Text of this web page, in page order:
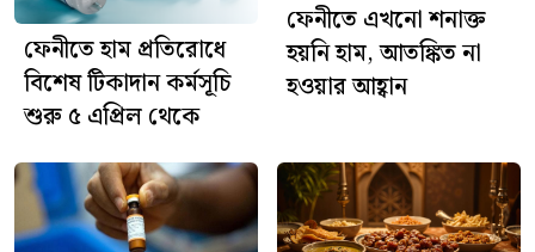
ফেনীতে হাম প্রতিরোধে
বিশেষ টিকাদান কর্মসূচি
শুরু ৫ এপ্রিল থেকে
ফেনীতে এখনো শনাক্ত
হয়নি হাম, আতঙ্কিত না
হওয়ার আহ্বান